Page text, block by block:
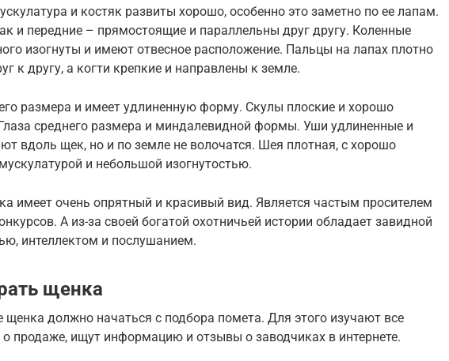
и костяк развиты хорошо, особенно это заметно по ее лапам.
и передние – прямостоящие и параллельны друг другу. Коленные
изогнуты и имеют отвесное расположение. Пальцы на лапах плотно
к другу, а когти крепкие и направлены к земле.
размера и имеет удлиненную форму. Скулы плоские и хорошо
среднего размера и миндалевидной формы. Уши удлиненные и
вдоль щек, но и по земле не волочатся. Шея плотная, с хорошо
и небольшой изогнутостью.
имеет очень опрятный и красивый вид. Является частым просителем
А из-за своей богатой охотничьей истории обладает завидной
интеллектом и послушанием.
щенка
щенка должно начаться с подбора помета. Для этого изучают все
продаже, ищут информацию и отзывы о заводчиках в интернете.